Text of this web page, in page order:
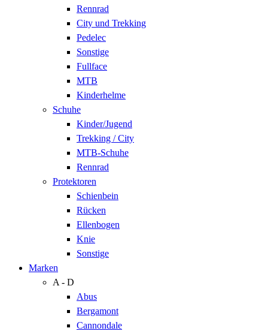
Rennrad
City und Trekking
Pedelec
Sonstige
Fullface
MTB
Kinderhelme
Schuhe
Kinder/Jugend
Trekking / City
MTB-Schuhe
Rennrad
Protektoren
Schienbein
Rücken
Ellenbogen
Knie
Sonstige
Marken
A - D
Abus
Bergamont
Cannondale